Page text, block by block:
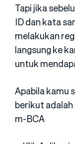
Tapi jika
ID dan kata
melakukan
langsung ke
untuk
Apabila kamu
berikut adalah
m-BCA